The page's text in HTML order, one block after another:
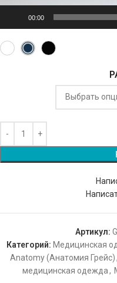
00:00
Артикул:
Категорий: Медицинская
Anatomy (Анатомия Грейс),
медицинская одежда,